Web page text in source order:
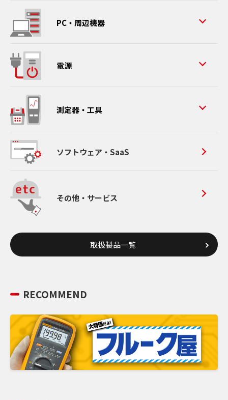
PC・周辺機器
電源
測定器・工具
ソフトウェア・SaaS
その他・サービス
取扱製品一覧
RECOMMEND